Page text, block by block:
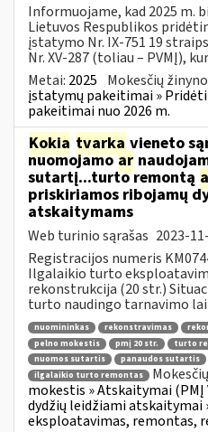
Informuojame, kad 2025 m.
Lietuvos Respublikos
įstatymo Nr. IX-751 19
Nr. XV-287 (toliau – PVMĮ),
Metai: 2025 Mokesčių
įstatymų pakeitimai »
pakeitimai nuo 2026 m.
Kokia tvarka vieneto
nuomojamoar
sutartį...turto remontą
priskiriamos ribojamų
atskaitymams
Web turinio sąrašas 2023-
Registracijos numeris
Ilgalaikio turto
rekonstrukcija (20 str.)
turto naudingo tarnavimo
nuomininkas rekonstravimas
pelno mokestis
pmį 20 str. turto
nuomos sutartis
panaudos sutartis
ilgalaikio turto remontas
mokestis » Atskaitymai (PMĮ
dydžių leidžiami
eksploatavimas, remontas,